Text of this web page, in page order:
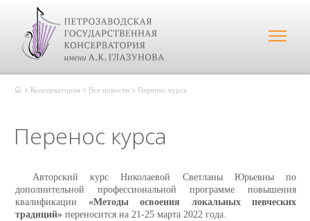
Консерватория Все новости Перенос курса
Перенос курса
Авторский курс Николаевой Светланы Юрьевны по
дополнительной профессиональной программе повышения
квалификации «Методы освоения локальных певческих
традиций» переносится на 21-25 марта 2022 года.